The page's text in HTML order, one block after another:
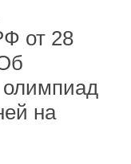
от 28
на